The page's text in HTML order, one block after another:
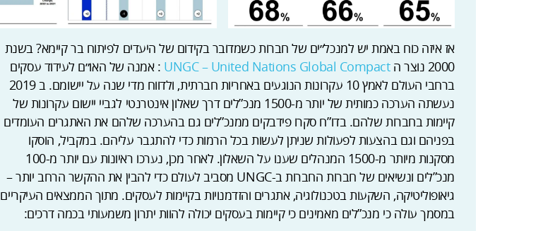
אז איזה כוח באמת יש למנכל״ים של חברות כשמדובר בקידום של היעדים לפיתוח בר קיימא? בשנת
2000 נוצר ה
UNGC – United Nations Global Compact : אמנה של האו״ם לעידוד עסקים
ברחבי העולם לאמץ 10 עקרונות הנוגעים באחריות חברתית, ולדווח מדי שנה על יישומם. ב 2019
נעשתה הערכה כמותית של יותר מ-1500 מנכ”לים דרך שאלון אינטרנטי לגביי יישום עקרונות של
קיימות בחברות שלהם. בדו”ח סקרו פידבקים ממנכ”לים גם בהערכה שלהם את האתגרים העומדים
בפניהם וגם בהצעות לפעולות שניתן לעשות בכל הרמות כדי להתגבר עליהם. במקביל, הוסקו
מסקנות מיותר מ-1500 המנהלים שענו על השאלון. לאחר מכן, נערכו ראיונות עם יותר מ-100
מנכ”לים ונשיאים של חברות החברות ב-UNGC מסביב לעולם כדי להבין את ההקשר הרחב יותר –
גיאופוליטיקה, השקעות בטכנולוגיה, אתגרים והזדמנויות בקיימות לעסקים. מתוך הממצאים העיקריים
במסמך עולה כי מנכ”לים מאמינים כי קיימות בעסקים יכולה להוות יתרון משמעותי בכמה דרכים: